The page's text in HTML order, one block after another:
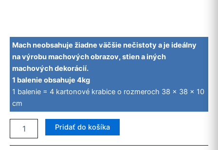
Mach neobsahuje žiadne väčšie nečistoty a je ideálny
na výrobu machových obrazov, stien a iných
machových dekorácií.
1 balenie obsahuje 4kg
1 balenie = 4 kartonové krabice o rozmeroch 38 x 38 x 10
cm
Nórsky
Pridať do košíka